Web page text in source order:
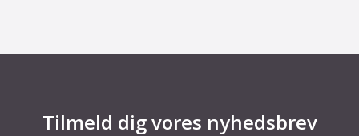
Tilmeld dig vores nyhedsbrev